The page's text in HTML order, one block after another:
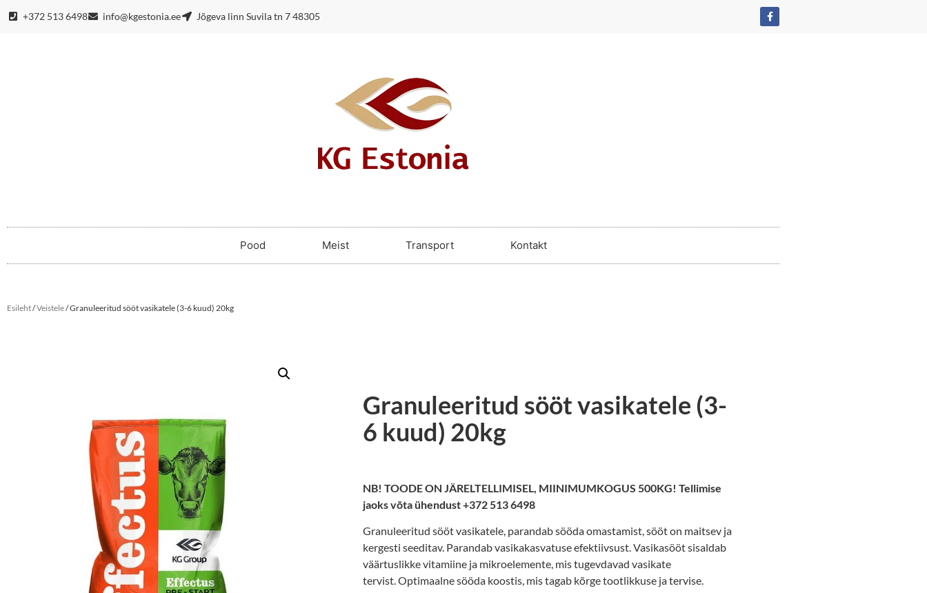
+372 513 6498 info@kgestonia.ee Jõgeva linn Suvila tn 7 48305
Pood Meist Transport Kontakt
Esileht/Veistele/ Granuleeritud sööt vasikatele (3-6 kuud) 20kg
Granuleeritud sööt vasikatele (3-
6 kuud) 20kg
NB! TOODE ON JÄRELTELLIMISEL, MIINIMUMKOGUS 500KG! Tellimise
jaoks võta ühendust +372 513 6498
Granuleeritud sööt vasikatele, parandab sööda omastamist, sööt on maitsev ja
kergesti seeditav. Parandab vasikakasvatuse efektiivsust. Vasikasööt sisaldab
väärtuslikke vitamiine ja mikroelemente, mis tugevdavad vasikate
tervist. Optimaalne sööda koostis, mis tagab kõrge tootlikkuse ja tervise.